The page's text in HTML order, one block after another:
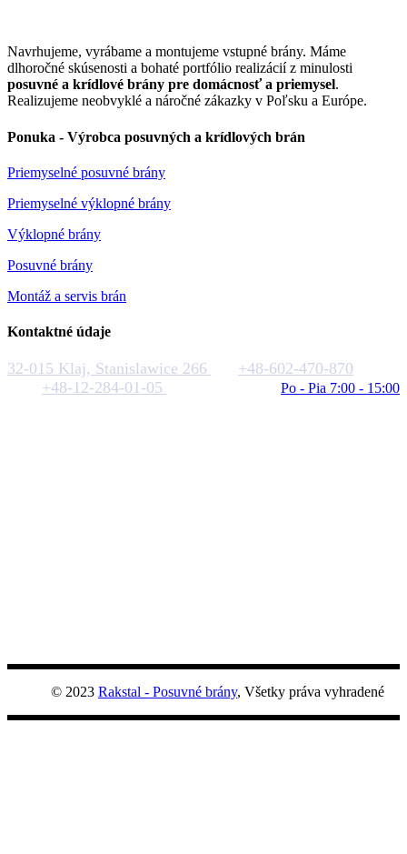
Navrhujeme, vyrábame a montujeme vstupné brány. Máme
dlhoročné skúsenosti a bohaté portfólio realizácií z minulosti
posuvné a krídlové brány pre domácnosť a priemysel.
Realizujeme neobvyklé a náročné zákazky v Poľsku a Európe.
Ponuka - Výrobca posuvných a krídlových brán
Priemyselné posuvné brány
Priemyselné výklopné brány
Výklopné brány
Posuvné brány
Montáž a servis brán
Kontaktné údaje
32-015 Klaj, Stanislawice 266
+48-602-470-870
+48-12-284-01-05
Po - Pia 7:00 - 15:00
© 2023 Rakstal - Posuvné brány, Všetky práva vyhradené